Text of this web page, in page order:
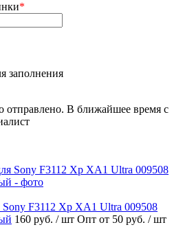
*
заполнения
В ближайшее время с
Sony F3112 Xp XA1 Ultra 009508
160 руб. / шт Опт от 50 руб. / шт